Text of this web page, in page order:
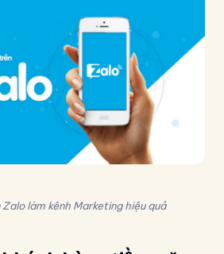
làm kênh Marketing hiệu quả